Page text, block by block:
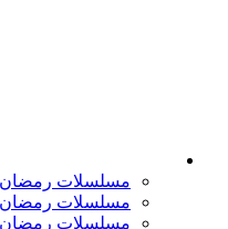
مسلسلات رمضان 2026
مسلسلات رمضان 2025
مسلسلات رمضان 2024